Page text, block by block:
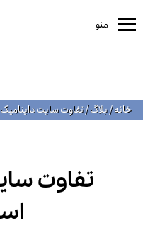
منو
خانه/بلاگ/تفاوت سایت
تفاوت